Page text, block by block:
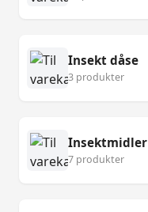
Insekt dåse
3 produkter
Insektmidler
7 produkter